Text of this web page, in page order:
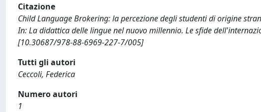
Citazione
Child Language Brokering: la percezione degli studenti di origine
In: La didattica delle lingue nel nuovo millennio. Le sfide
[10.30687/978-88-6969-227-7/005]
Tutti gli autori
Ceccoli, Federica
Numero autori
1